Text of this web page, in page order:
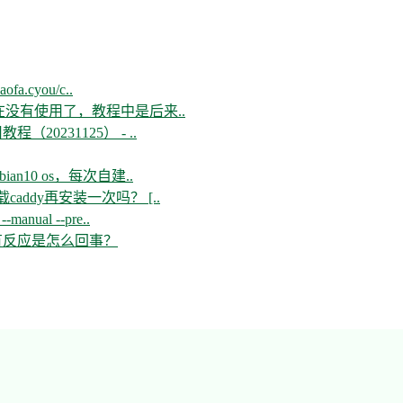
c..
有使用了，教程中是后来..
程（20231125） - ..
os，每次自建..
再安装一次吗？ [..
manual --pre..
应是怎么回事？